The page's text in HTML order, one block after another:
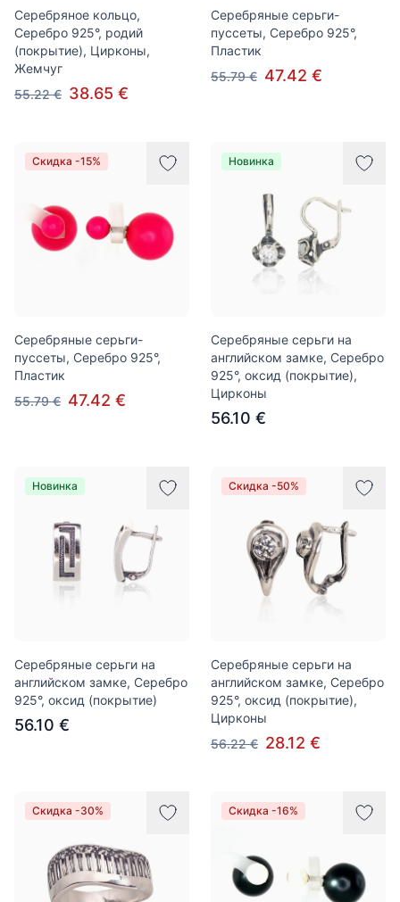
Серебряное кольцо,
Серебро 925°, родий
(покрытие), Цирконы,
Жемчуг
55.22 € 38.65 €
Серебряные серьги-
пуссеты, Серебро 925°,
Пластик
55.79 € 47.42 €
Скидка -15%
Серебряные серьги-
пуссеты, Серебро 925°,
Пластик
55.79 € 47.42 €
Новинка
Серебряные серьги на
английском замке, Серебро
925°, оксид (покрытие),
Цирконы
56.10 €
Новинка
Серебряные серьги на
английском замке, Серебро
925°, оксид (покрытие)
56.10 €
Скидка -50%
Серебряные серьги на
английском замке, Серебро
925°, оксид (покрытие),
Цирконы
56.22 € 28.12 €
Скидка -30% Скидка -16%